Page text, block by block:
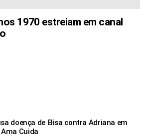
1970 estreiam em canal
doença de Elisa contra Adriana em
Cuida